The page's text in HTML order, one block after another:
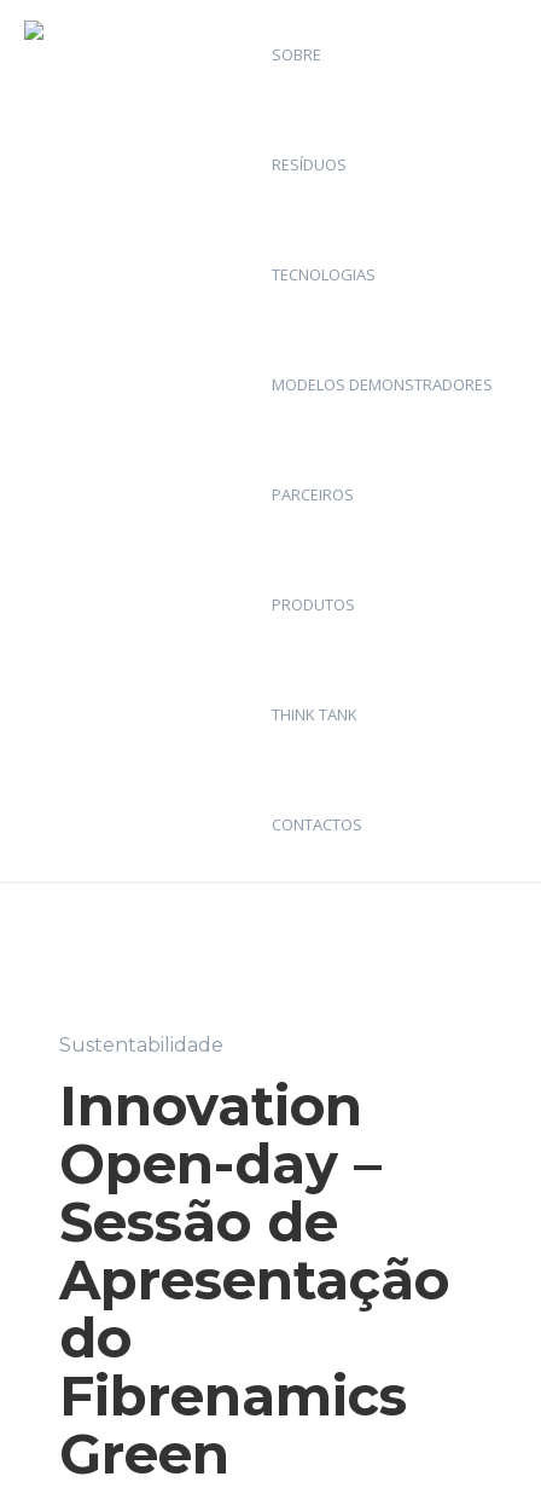
SOBRE
RESÍDUOS
TECNOLOGIAS
MODELOS DEMONSTRADORES
PARCEIROS
PRODUTOS
THINK TANK
CONTACTOS
Sustentabilidade
Innovation
Open-day –
Sessão de
Apresentação
do
Fibrenamics
Green